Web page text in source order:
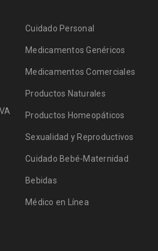
Cuidado Personal
Medicamentos Genéricos
Medicamentos Comerciales
Productos Naturales
Productos Homeopáticos
Sexualidad y Reproductivos
Cuidado Bebé-Maternidad
Bebidas
Médico en Línea